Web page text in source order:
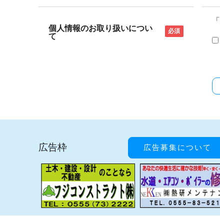
個人情報のお取り扱いについ
て
必須
「
広告枠 広告募集について